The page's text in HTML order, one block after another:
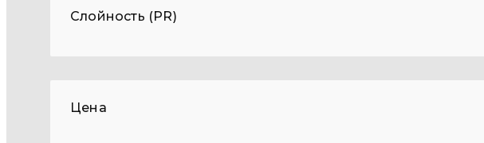
Слойность (PR)
Цена